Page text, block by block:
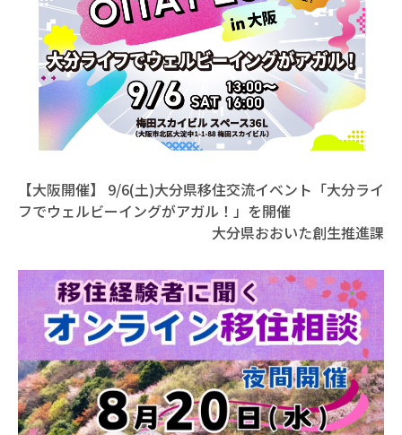
【大阪開催】 9/6(土)大分県移住交流イベント「大分ライ
フでウェルビーイングがアガル！」を開催
大分県おおいた創生推進課